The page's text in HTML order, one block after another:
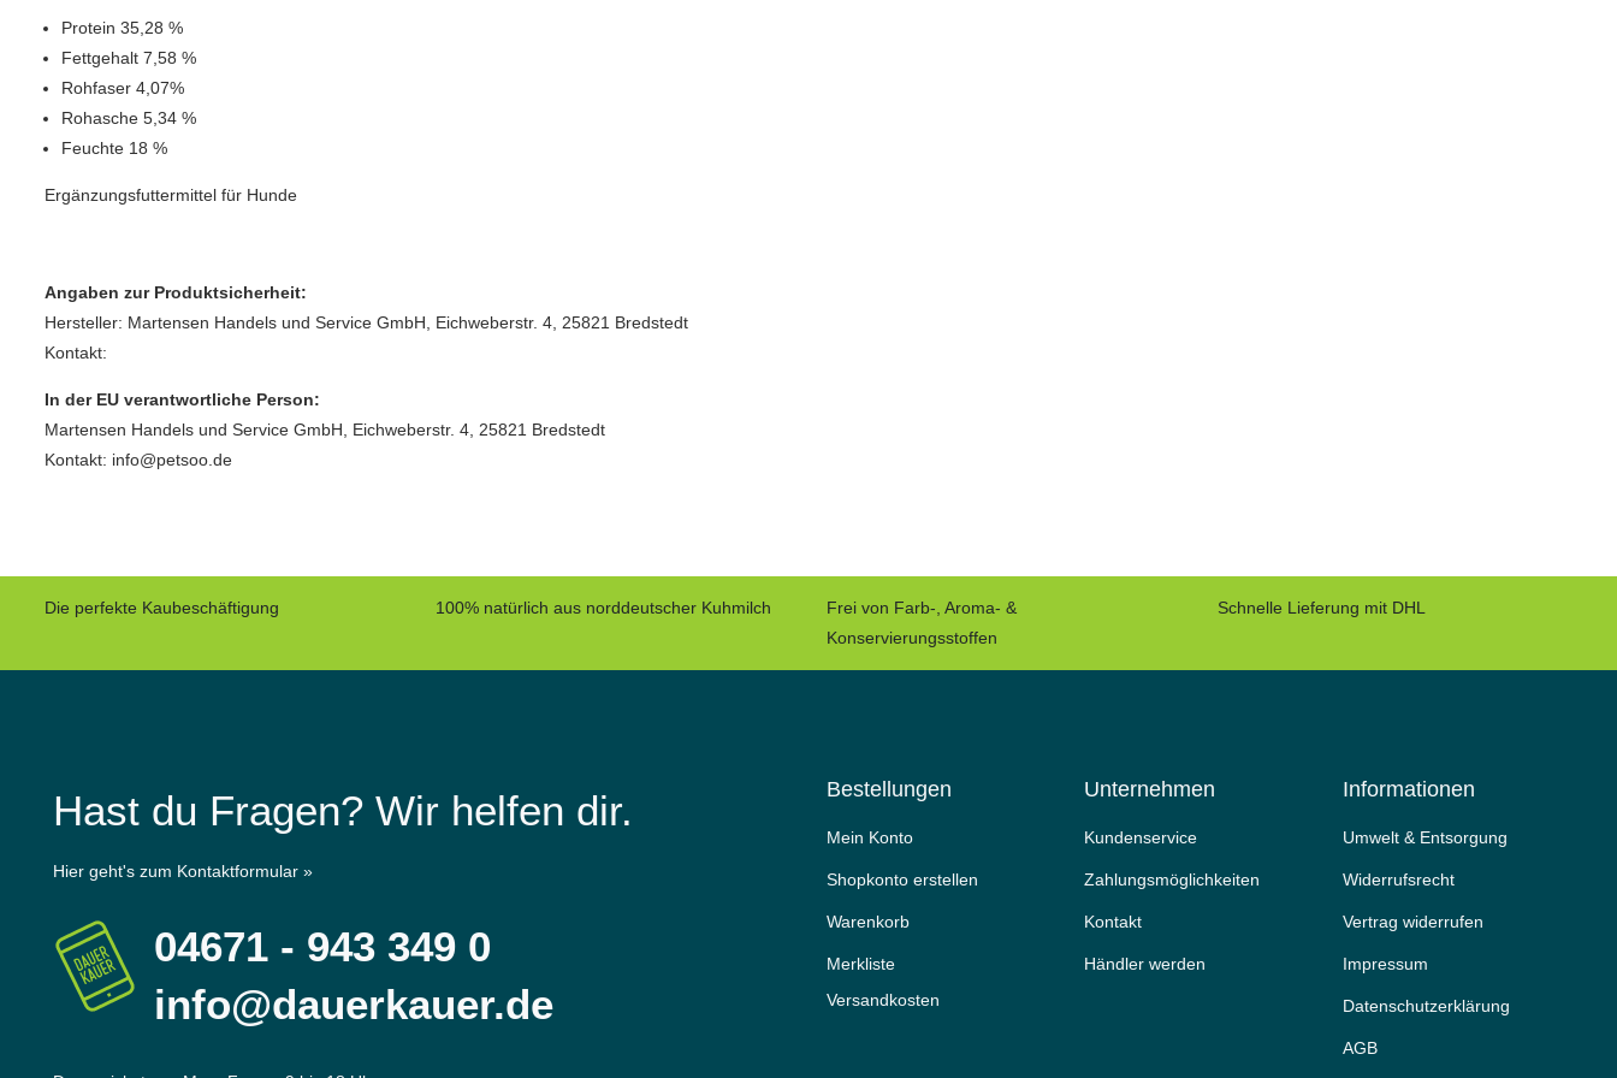
Protein 35,28 %
Fettgehalt 7,58 %
Rohfaser 4,07%
Rohasche 5,34 %
Feuchte 18 %
Ergänzungsfuttermittel für Hunde
Angaben zur Produktsicherheit:
Hersteller: Martensen Handels und Service GmbH, Eichweberstr. 4, 25821 Bredstedt
Kontakt:
In der EU verantwortliche Person:
Martensen Handels und Service GmbH, Eichweberstr. 4, 25821 Bredstedt
Kontakt: info@petsoo.de
Die perfekte Kaubeschäftigung 100% natürlich aus norddeutscher Kuhmilch
Frei von Farb-, Aroma- &
Konservierungsstoffen
Schnelle Lieferung mit DHL
Hast du Fragen? Wir helfen dir.
Hier geht's zum Kontaktformular »
04671 - 943 349 0
info@dauerkauer.de
Bestellungen
Mein Konto
Shopkonto erstellen
Warenkorb
Merkliste
Versandkosten
Unternehmen
Kundenservice
Zahlungsmöglichkeiten
Kontakt
Händler werden
Informationen
Umwelt & Entsorgung
Widerrufs­recht
Vertrag widerrufen
Impressum
Daten­schutz­erklärung
AGB